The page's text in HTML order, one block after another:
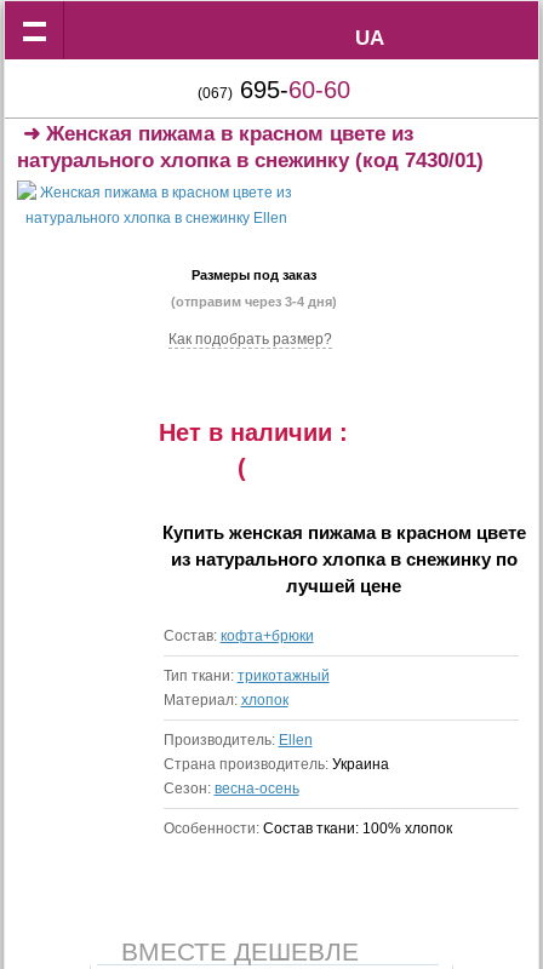
UA
UA
(067) 695-60-60
➜Женская пижама в красном цвете из
натурального хлопка в снежинку(код 7430/01)
Размеры под заказ
(отправим через 3-4 дня)
Как подобрать размер?
Нет в наличии :
(
Купить женская пижама в красном цвете
из натурального хлопка в снежинкупо
лучшей цене
Состав: кофта+брюки
Тип ткани: трикотажный
Материал: хлопок
Производитель: Ellen
Страна производитель: Украина
Сезон: весна-осень
Особенности: Состав ткани: 100% хлопок
ВМЕСТЕ ДЕШЕВЛЕ